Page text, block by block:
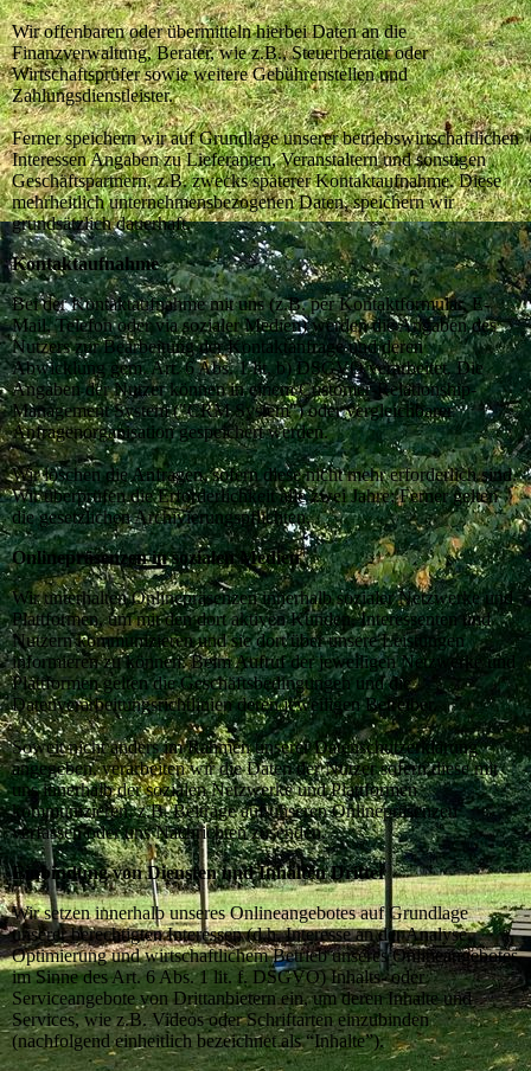
Wir offenbaren oder übermitteln hierbei Daten an die
Finanzverwaltung, Berater, wie z.B., Steuerberater oder
Wirtschaftsprüfer sowie weitere Gebührenstellen und
Zahlungsdienstleister.
Ferner speichern wir auf Grundlage unserer betriebswirtschaftlichen
Interessen Angaben zu Lieferanten, Veranstaltern und sonstigen
Geschäftspartnern, z.B. zwecks späterer Kontaktaufnahme. Diese
mehrheitlich unternehmensbezogenen Daten, speichern wir
grundsätzlich dauerhaft.
Kontaktaufnahme
Bei der Kontaktaufnahme mit uns (z.B. per Kontaktformular, E-
Mail, Telefon oder via sozialer Medien) werden die Angaben des
Nutzers zur Bearbeitung der Kontaktanfrage und deren
Abwicklung gem. Art. 6 Abs. 1 lit. b) DSGVO verarbeitet. Die
Angaben der Nutzer können in einem Customer-Relationship-
Management System ("CRM System") oder vergleichbarer
Anfragenorganisation gespeichert werden.
Wir löschen die Anfragen, sofern diese nicht mehr erforderlich sind.
Wir überprüfen die Erforderlichkeit alle zwei Jahre; Ferner gelten
die gesetzlichen Archivierungspflichten.
Onlinepräsenzen in sozialen Medien
Wir unterhalten Onlinepräsenzen innerhalb sozialer Netzwerke und
Plattformen, um mit den dort aktiven Kunden, Interessenten und
Nutzern kommunizieren und sie dort über unsere Leistungen
informieren zu können. Beim Aufruf der jeweiligen Netzwerke und
Plattformen gelten die Geschäftsbedingungen und die
Datenverarbeitungsrichtlinien deren jeweiligen Betreiber.
Soweit nicht anders im Rahmen unserer Datenschutzerklärung
angegeben, verarbeiten wir die Daten der Nutzer sofern diese mit
uns innerhalb der sozialen Netzwerke und Plattformen
kommunizieren, z.B. Beiträge auf unseren Onlinepräsenzen
verfassen oder uns Nachrichten zusenden.
Einbindung von Diensten und Inhalten Dritter
Wir setzen innerhalb unseres Onlineangebotes auf Grundlage
unserer berechtigten Interessen (d.h. Interesse an der Analyse,
Optimierung und wirtschaftlichem Betrieb unseres Onlineangebotes
im Sinne des Art. 6 Abs. 1 lit. f. DSGVO) Inhalts- oder
Serviceangebote von Drittanbietern ein, um deren Inhalte und
Services, wie z.B. Videos oder Schriftarten einzubinden
(nachfolgend einheitlich bezeichnet als “Inhalte”).